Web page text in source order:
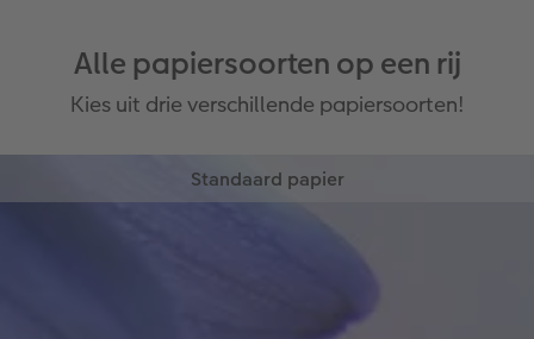
Alle papiersoorten op een rij
Kies uit drie verschillende papiersoorten!